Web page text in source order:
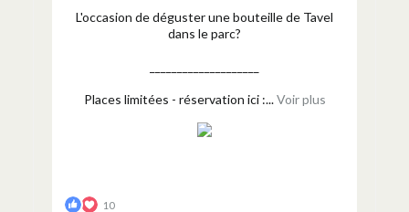
L'occasion de déguster une bouteille de Tavel
dans le parc?
Places limitées - réservation ici :... Voir plus
10